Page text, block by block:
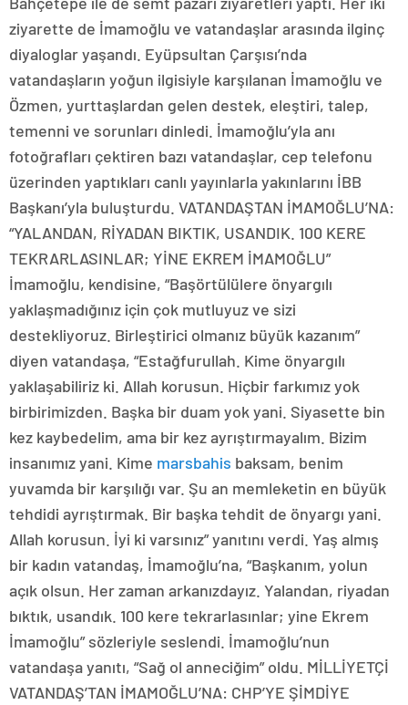
ziyarette de İmamoğlu ve vatandaşlar arasında ilginç
diyaloglar yaşandı. Eyüpsultan Çarşısı’nda
vatandaşların yoğun ilgisiyle karşılanan İmamoğlu ve
Özmen, yurttaşlardan gelen destek, eleştiri, talep,
temenni ve sorunları dinledi. İmamoğlu’yla anı
fotoğrafları çektiren bazı vatandaşlar, cep telefonu
üzerinden yaptıkları canlı yayınlarla yakınlarını İBB
Başkanı’yla buluşturdu. VATANDAŞTAN İMAMOĞLU’NA:
“YALANDAN, RİYADAN BIKTIK, USANDIK. 100 KERE
TEKRARLASINLAR; YİNE EKREM İMAMOĞLU”
İmamoğlu, kendisine, “Başörtülülere önyargılı
yaklaşmadığınız için çok mutluyuz ve sizi
destekliyoruz. Birleştirici olmanız büyük kazanım”
diyen vatandaşa, “Estağfurullah. Kime önyargılı
yaklaşabiliriz ki. Allah korusun. Hiçbir farkımız yok
birbirimizden. Başka bir duam yok yani. Siyasette bin
kez kaybedelim, ama bir kez ayrıştırmayalım. Bizim
insanımız yani. Kime marsbahis baksam, benim
yuvamda bir karşılığı var. Şu an memleketin en büyük
tehdidi ayrıştırmak. Bir başka tehdit de önyargı yani.
Allah korusun. İyi ki varsınız” yanıtını verdi. Yaş almış
bir kadın vatandaş, İmamoğlu’na, “Başkanım, yolun
açık olsun. Her zaman arkanızdayız. Yalandan, riyadan
bıktık, usandık. 100 kere tekrarlasınlar; yine Ekrem
İmamoğlu” sözleriyle seslendi. İmamoğlu’nun
vatandaşa yanıtı, “Sağ ol anneciğim” oldu. MİLLİYETÇİ
VATANDAŞ’TAN İMAMOĞLU’NA: CHP’YE ŞİMDİYE